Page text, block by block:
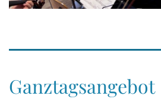
Ganztagsangebot